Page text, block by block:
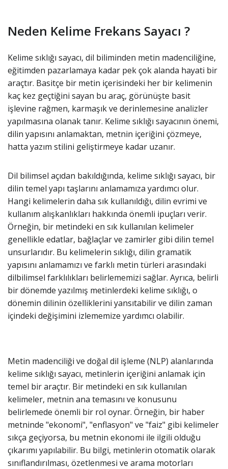
Neden Kelime Frekans Sayacı ?
Kelime sıklığı sayacı, dil biliminden metin madenciliğine,
eğitimden pazarlamaya kadar pek çok alanda hayati bir
araçtır. Basitçe bir metin içerisindeki her bir kelimenin
kaç kez geçtiğini sayan bu araç, görünüşte basit
işlevine rağmen, karmaşık ve derinlemesine analizler
yapılmasına olanak tanır. Kelime sıklığı sayacının önemi,
dilin yapısını anlamaktan, metnin içeriğini çözmeye,
hatta yazım stilini geliştirmeye kadar uzanır.
Dil bilimsel açıdan bakıldığında, kelime sıklığı sayacı, bir
dilin temel yapı taşlarını anlamamıza yardımcı olur.
Hangi kelimelerin daha sık kullanıldığı, dilin evrimi ve
kullanım alışkanlıkları hakkında önemli ipuçları verir.
Örneğin, bir metindeki en sık kullanılan kelimeler
genellikle edatlar, bağlaçlar ve zamirler gibi dilin temel
unsurlarıdır. Bu kelimelerin sıklığı, dilin gramatik
yapısını anlamamızı ve farklı metin türleri arasındaki
dilbilimsel farklılıkları belirlememizi sağlar. Ayrıca, belirli
bir dönemde yazılmış metinlerdeki kelime sıklığı, o
dönemin dilinin özelliklerini yansıtabilir ve dilin zaman
içindeki değişimini izlememize yardımcı olabilir.
Metin madenciliği ve doğal dil işleme (NLP) alanlarında
kelime sıklığı sayacı, metinlerin içeriğini anlamak için
temel bir araçtır. Bir metindeki en sık kullanılan
kelimeler, metnin ana temasını ve konusunu
belirlemede önemli bir rol oynar. Örneğin, bir haber
metninde "ekonomi", "enflasyon" ve "faiz" gibi kelimeler
sıkça geçiyorsa, bu metnin ekonomi ile ilgili olduğu
çıkarımı yapılabilir. Bu bilgi, metinlerin otomatik olarak
sınıflandırılması, özetlenmesi ve arama motorları